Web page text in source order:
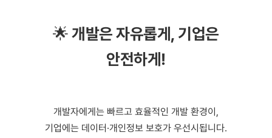
🌟 개발은 자유롭게, 기업은
안전하게!
개발자에게는 빠르고 효율적인 개발 환경이,
기업에는 데이터·개인정보 보호가 우선시됩니다.